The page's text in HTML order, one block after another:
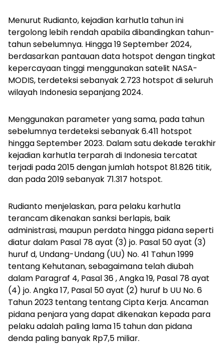
Menurut Rudianto, kejadian karhutla tahun ini
tergolong lebih rendah apabila dibandingkan tahun-
tahun sebelumnya. Hingga 19 September 2024,
berdasarkan pantauan data hotspot dengan tingkat
kepercayaan tinggi menggunakan satelit NASA-
MODIS, terdeteksi sebanyak 2.723 hotspot di seluruh
wilayah Indonesia sepanjang 2024.
Menggunakan parameter yang sama, pada tahun
sebelumnya terdeteksi sebanyak 6.411 hotspot
hingga September 2023. Dalam satu dekade terakhir
kejadian karhutla terparah di Indonesia tercatat
terjadi pada 2015 dengan jumlah hotspot 81.826 titik,
dan pada 2019 sebanyak 71.317 hotspot.
Rudianto menjelaskan, para pelaku karhutla
terancam dikenakan sanksi berlapis, baik
administrasi, maupun perdata hingga pidana seperti
diatur dalam Pasal 78 ayat (3) jo. Pasal 50 ayat (3)
huruf d, Undang-Undang (UU) No. 41 Tahun 1999
tentang Kehutanan, sebagaimana telah diubah
dalam Paragraf 4, Pasal 36 , Angka 19, Pasal 78 ayat
(4) jo. Angka 17, Pasal 50 ayat (2) huruf b UU No. 6
Tahun 2023 tentang tentang Cipta Kerja. Ancaman
pidana penjara yang dapat dikenakan kepada para
pelaku adalah paling lama 15 tahun dan pidana
denda paling banyak Rp7,5 miliar.